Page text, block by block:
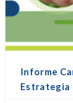
Informe
Estrategia